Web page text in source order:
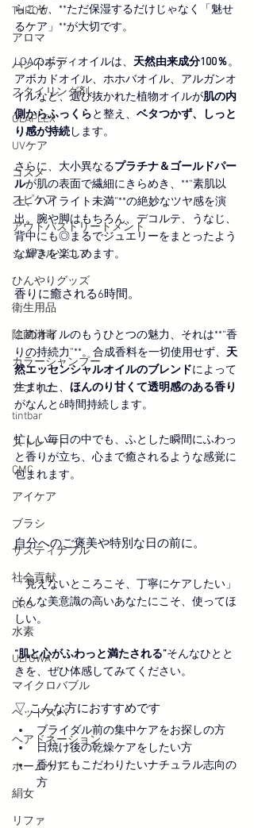
THROW
アロマ
ハンドケア
スタイリング剤
OLAPLEX
UVケア
コスメ
スピケア
アウトバストリートメント
シュワルツコフ
ひんやりグッズ
衛生用品
除菌消毒
カラーシャンプー
アプリエ
tintbar
ストレート
CMC
アイケア
ブラシ
サスティナブル
社会貢献
DRS
水素
ULTOWA
マイクロバブル
ヘッドスパ
ヘアドネーション
ホームケア
絹女
リファ
らこそ、**ただ保湿するだけじゃなく「魅せ
るケア」**が大切です。
LOAのボディオイルは、 天然由来成分100％。
アボカドオイル、ホホバオイル、アルガンオ
イルなど、選び抜かれた植物オイルが肌の内
側からふっくらと整え、 ベタつかず、しっと
り感が持続します。
さらに、大小異なるプラチナ＆ゴールドパー
ルが肌の表面で繊細にきらめき、**“素肌以
上、ハイライト未満”**の絶妙なツヤ感を演
出。腕や脚はもちろん、デコルテ、うなじ、
背中にも◎まるでジュエリーをまとったよう
な輝きを楽しめます。
香りに癒される6時間。
このオイルのもうひとつの魅力、それは**“香
りの持続力”**。合成香料を一切使用せず、 天
然エッセンシャルオイルのブレンドによって
生まれた、 ほんのり甘くて透明感のある香り
がなんと6時間持続します。
忙しい毎日の中でも、ふとした瞬間にふわっ
と香りが立ち、心まで癒されるような感覚に
包まれます。
自分へのご褒美や特別な日の前に。
「見えないところこそ、丁寧にケアしたい」
そんな美意識の高いあなたにこそ、使ってほ
しい。
“肌と心がふわっと満たされる”そんなひとと
きを、ぜひ体感してみてください。
▽ こんな方におすすめです
ブライダル前の集中ケアをお探しの方
日焼け後の乾燥ケアをしたい方
香りにもこだわりたいナチュラル志向の
方